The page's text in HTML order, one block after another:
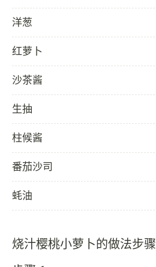
洋葱
红萝卜
沙茶酱
生抽
柱候酱
番茄沙司
蚝油
烧汁樱桃小萝卜的做法步骤